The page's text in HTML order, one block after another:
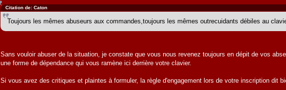
Citation de: Caton
Toujours les mêmes abuseurs aux commandes,toujours les mêmes outrecuidants débiles au
Sans vouloir abuser de la situation, je constate que vous nous revenez toujours en dépit de vos
une forme de dépendance qui vous ramène ici derrière votre clavier.
Si vous avez des critiques et plaintes à formuler, la règle d'engagement lors de votre inscription dit